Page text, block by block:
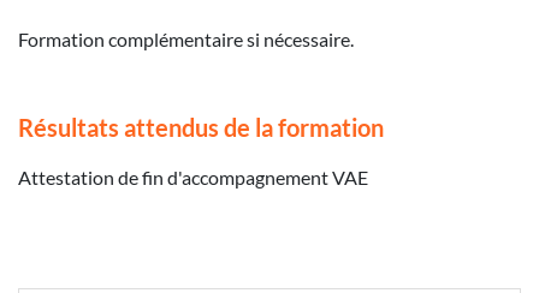
Formation complémentaire si nécessaire.
Résultats attendus de la formation
Attestation de fin d'accompagnement VAE